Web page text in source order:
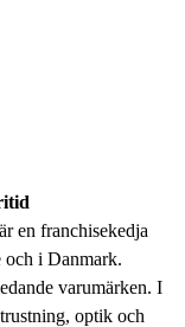
en franchisekedja
och i Danmark.
varumärken. I
optik och